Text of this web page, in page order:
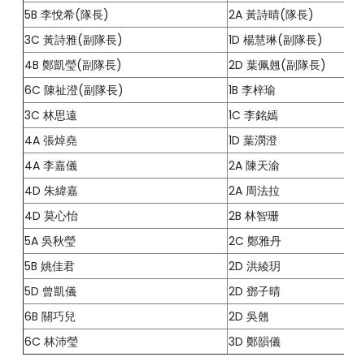
5B 李悅希(隊長)
2A 黃詩晴(隊長)
3C 黃詩雅(副隊長)
1D 楊慧琳(副隊長)
4B 鄭凱瑩(副隊長)
2D 葉佩翹(副隊長)
6C 陳祉澄(副隊長)
1B 李梓瑜
3C 林思遠
1C 李銘嫣
4A 張焯堯
1D 葉潣澄
4A 李嘉儀
2A 陳天渝
4D 朱緯嘉
2A 周法拉
4D 莫心怡
2B 林智珊
5A 吳秋瑩
2C 鄭雅丹
5B 姚佳君
2D 洪綾玥
5D 曾凱儀
2D 鄧子晴
6B 關巧兒
2D 吳翹
6C 林沛瑩
3D 鄭韻儀